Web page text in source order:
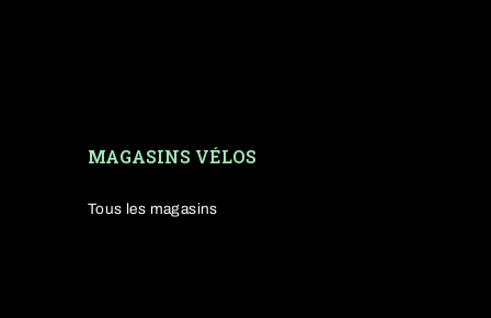
MAGASINS VÉLOS
Tous les magasins